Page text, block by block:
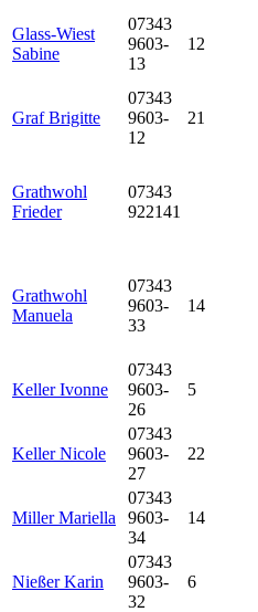
Glass-Wiest
Sabine
07343
9603-
13
12
Graf Brigitte
07343
9603-
12
21
Grathwohl
Frieder
07343
922141
Grathwohl
Manuela
07343
9603-
33
14
Keller Ivonne
07343
9603-
26
5
Keller Nicole
07343
9603-
27
22
Miller Mariella
07343
9603-
34
14
Nießer Karin
07343
9603-
32
6